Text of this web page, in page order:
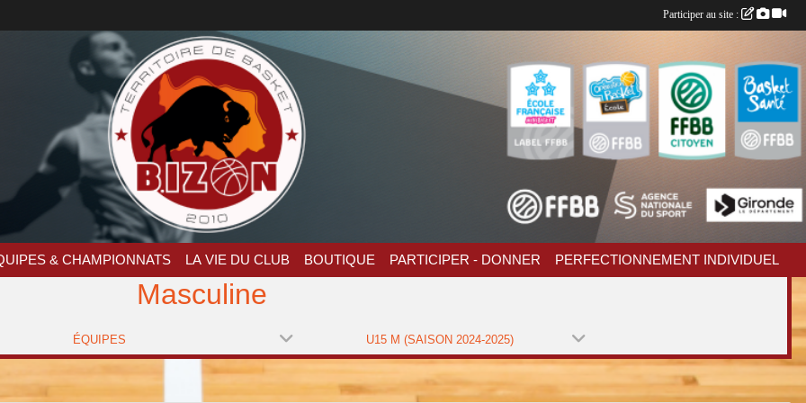
& CHAMPIONNATS LA VIE DU CLUB BOUTIQUE PARTICIPER - DONNER PERFECTIONNEMENT INDIVIDUEL
Masculine
ÉQUIPES U15 M (SAISON 2024-2025)
Participer au site :